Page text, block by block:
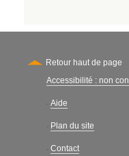
Retour haut de page
Secondary
Accessibilité : non
- Aide
- Plan du site
- Contact